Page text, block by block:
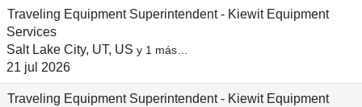
Traveling Equipment Superintendent - Kiewit Equipment
Services
Salt Lake City, UT, US y 1 más…
21 jul 2026
Traveling Equipment Superintendent - Kiewit Equipment